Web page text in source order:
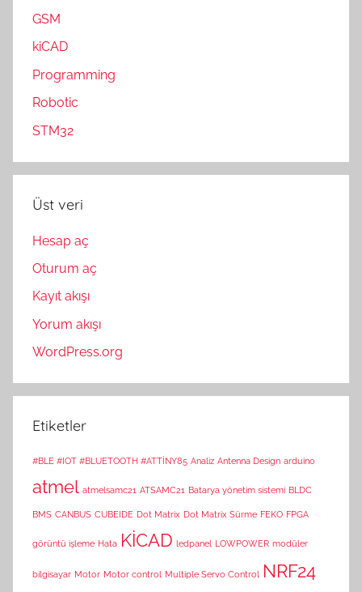
GSM
kiCAD
Programming
Robotic
STM32
Üst veri
Hesap aç
Oturum aç
Kayıt akışı
Yorum akışı
WordPress.org
Etiketler
#BLE #IOT #BLUETOOTH #ATTİNY85 Analiz Antenna Design arduino
atmel atmelsamc21 ATSAMC21 Batarya yönetim sistemi BLDC
BMS CANBUS CUBEIDE Dot Matrix Dot Matrix Sürme FEKO FPGA
görüntü işleme Hata KİCAD ledpanel LOWPOWER modüler
bilgisayar Motor Motor control Multiple Servo Control
NRF24